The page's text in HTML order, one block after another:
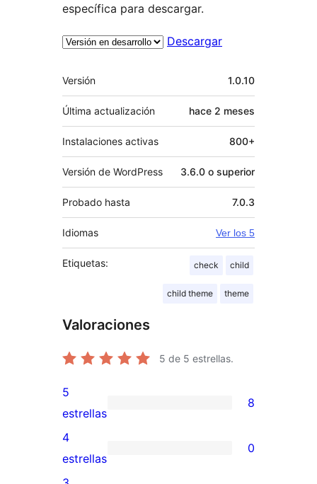
específica para descargar.
Descargar
Meta
Versión 1.0.10
Última actualización hace 2 meses
Instalaciones activas 800+
Versión de WordPress 3.6.0 o superior
Probado hasta 7.0.3
Idiomas Ver los 5
Etiquetas: check child
child theme theme
Valoraciones
5 de 5 estrellas.
8
valoraciones
de
5
5
estrellas
8
0
valoraciones
4
estrellas
0